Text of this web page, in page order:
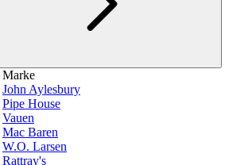
Marke
John Aylesbury
Pipe House
Vauen
Mac Baren
W.O. Larsen
Rattray's